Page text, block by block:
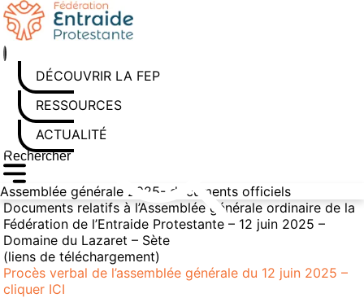
Aller
au
contenu
DÉCOUVRIR LA FEP
RESSOURCES
ACTUALITÉS
Rechercher sur le site
Saisissez au moins 3 caractères pour lancer la recherche
Assemblée générale 2025- documents officiels
Documents relatifs à l’Assemblée générale ordinaire de la
Fédération de l’Entraide Protestante – 12 juin 2025 –
Domaine du Lazaret – Sète
(liens de téléchargement)
Procès verbal de l’assemblée générale du 12 juin 2025 –
cliquer ICI